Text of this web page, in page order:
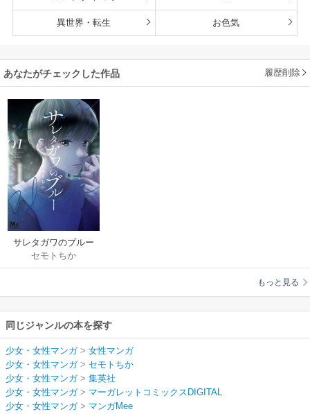
異世界・転生 お色気
あなたがチェックした作品 履歴削除
サレタガワのブルー
セモトちか
もっと見る
同じジャンルの本を探す
少女・女性マンガ> 女性マンガ
少女・女性マンガ> セモトちか
少女・女性マンガ> 集英社
少女・女性マンガ> マーガレットコミックスDIGITAL
少女・女性マンガ> マンガMee